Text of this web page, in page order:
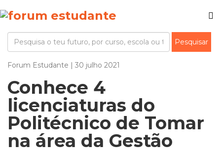
Forum Estudante | 30 julho 2021
Conhece 4
licenciaturas do
Politécnico de Tomar
na área da Gestão